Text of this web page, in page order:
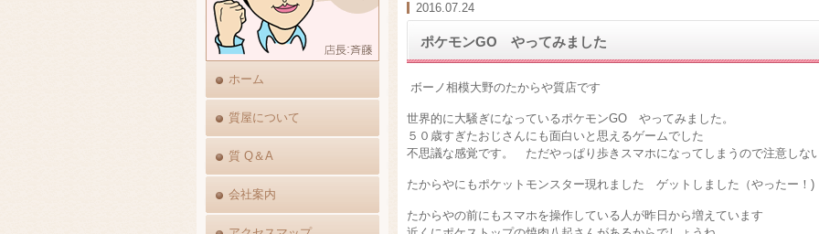
2016.07.24
ポケモンGO やってみました
ボーノ相模大野のたからや質店です
世界的に大騒ぎになっているポケモンGO やってみました。
５０歳すぎたおじさんにも面白いと思えるゲームでした
不思議な感覚です。 ただやっぱり歩きスマホになってしまうので注意しな
たからやにもポケットモンスター現れました ゲットしました（やったー！)
たからやの前にもスマホを操作している人が昨日から増えています
ホーム
質屋について
質 Q＆A
会社案内